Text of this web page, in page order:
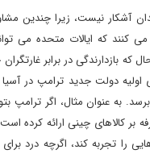
آشکار نیست، زیرا چندین
کنند که ایالات متحده می
که بازدارندگی در برابر
اولیه دولت جدید ترامپ در
به عنوان مثال، اگر ترامپ
بر کالاهای چینی ارائه کرده
را تجربه کند، اگرچه درد